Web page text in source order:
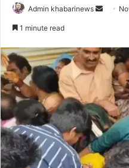
Admin khabarinews
Send
1 minute read